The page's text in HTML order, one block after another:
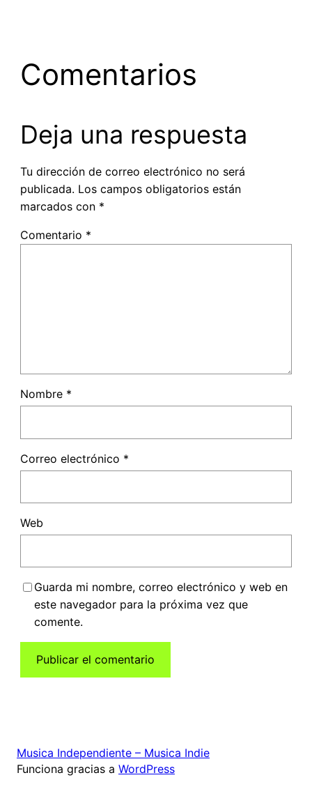
Comentarios
Deja una respuesta
Tu dirección de correo electrónico no será
publicada. Los campos obligatorios están
marcados con *
Comentario *
Nombre *
Correo electrónico *
Web
Guarda mi nombre, correo electrónico y web en
este navegador para la próxima vez que
comente.
Musica Independiente – Musica Indie
Funciona gracias a WordPress